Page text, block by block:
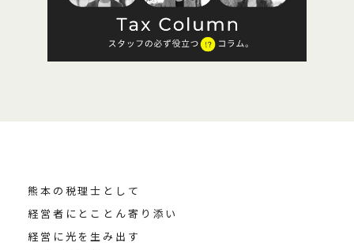
熊本の税理士として
経営者にとことん寄り添い
経営に光を生み出す